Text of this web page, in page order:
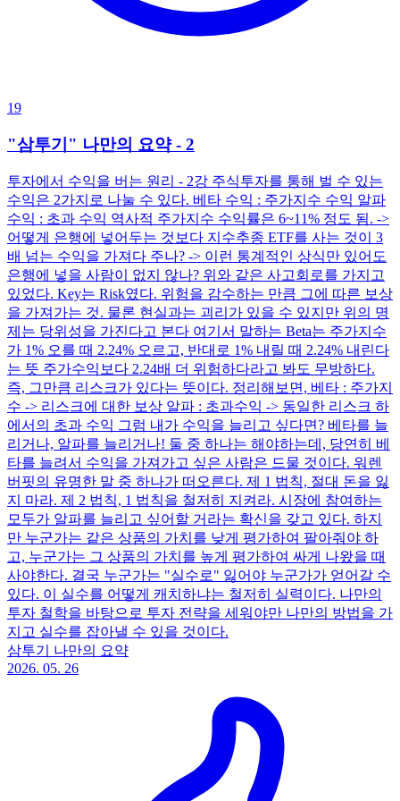
19
"삼투기" 나만의 요약 - 2
투자에서 수익을 버는 원리 - 2강 주식투자를 통해 벌 수 있는
수익은 2가지로 나눌 수 있다. 베타 수익 : 주가지수 수익 알파
수익 : 초과 수익 역사적 주가지수 수익률은 6~11% 정도 됨. ->
어떻게 은행에 넣어두는 것보다 지수추종 ETF를 사는 것이 3
배 넘는 수익을 가져다 주나? -> 이런 통계적인 상식만 있어도
은행에 넣을 사람이 없지 않나? 위와 같은 사고회로를 가지고
있었다. Key는 Risk였다. 위험을 감수하는 만큼 그에 따른 보상
을 가져가는 것. 물론 현실과는 괴리가 있을 수 있지만 위의 명
제는 당위성을 가진다고 본다 여기서 말하는 Beta는 주가지수
가 1% 오를 때 2.24% 오르고, 반대로 1% 내릴 때 2.24% 내린다
는 뜻 주가수익보다 2.24배 더 위험하다라고 봐도 무방하다.
즉, 그만큼 리스크가 있다는 뜻이다. 정리해보면, 베타 : 주가지
수 -> 리스크에 대한 보상 알파 : 초과수익 -> 동일한 리스크 하
에서의 초과 수익 그럼 내가 수익을 늘리고 싶다면? 베타를 늘
리거나, 알파를 늘리거나! 둘 중 하나는 해야하는데, 당연히 베
타를 늘려서 수익을 가져가고 싶은 사람은 드물 것이다. 워렌
버핏의 유명한 말 중 하나가 떠오른다. 제 1 법칙, 절대 돈을 잃
지 마라. 제 2 법칙, 1 법칙을 철저히 지켜라. 시장에 참여하는
모두가 알파를 늘리고 싶어할 거라는 확신을 갖고 있다. 하지
만 누군가는 같은 상품의 가치를 낮게 평가하여 팔아줘야 하
고, 누군가는 그 상품의 가치를 높게 평가하여 싸게 나왔을 때
사야한다. 결국 누군가는 "실수로" 잃어야 누군가가 얻어갈 수
있다. 이 실수를 어떻게 캐치하냐는 철저히 실력이다. 나만의
투자 철학을 바탕으로 투자 전략을 세워야만 나만의 방법을 가
지고 실수를 잡아낼 수 있을 것이다.
삼투기 나만의 요약
2026. 05. 26